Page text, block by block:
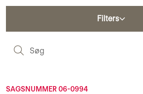
Filters
SAGSNUMMER 06-0994